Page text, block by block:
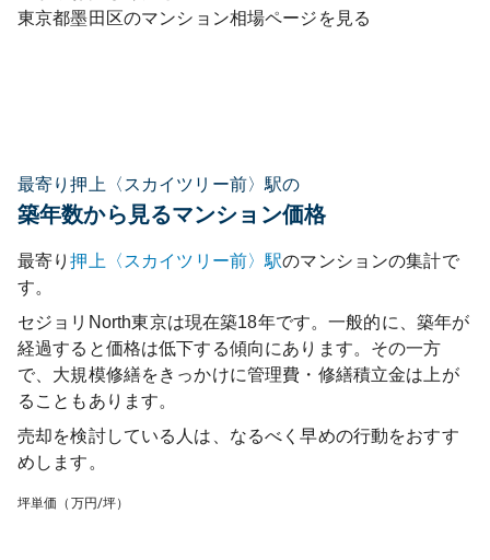
東京都墨田区のマンション相場ページを見る
最寄り押上〈スカイツリー前〉駅の
築年数から見るマンション価格
最寄り押上〈スカイツリー前〉駅のマンションの集計で
す。
セジョリNorth東京は現在築18年です。一般的に、築年が
経過すると価格は低下する傾向にあります。その一方
で、大規模修繕をきっかけに管理費・修繕積立金は上が
ることもあります。
売却を検討している人は、なるべく早めの行動をおすす
めします。
坪単価（万円/坪）